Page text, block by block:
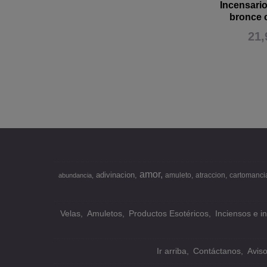
bronce
abundancia adivinacion amor amuleto atraccion
Velas Amuletos Productos Esotéricos Inciensos e
Ir arriba Contáctanos